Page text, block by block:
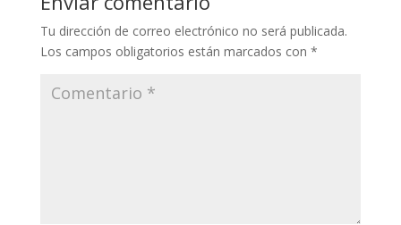
Tu dirección de correo electrónico no será publicada.
Los campos obligatorios están marcados con *